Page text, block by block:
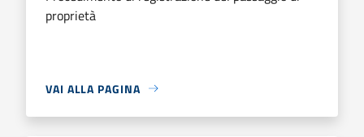
proprietà
VAI ALLA PAGINA